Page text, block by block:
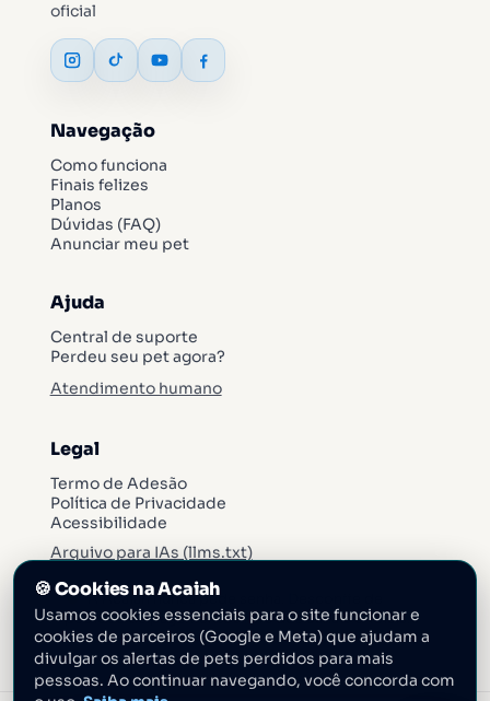
oficial
Navegação
Como funciona
Finais felizes
Planos
Dúvidas (FAQ)
Anunciar meu pet
Ajuda
Central de suporte
Perdeu seu pet agora?
Atendimento humano
Legal
Termo de Adesão
Política de Privacidade
Acessibilidade
Arquivo para IAs (llms.txt)
A Acaiah nunca pede senha. Desconfie de
pedidos de pagamentos fora dos canais oficiais.
🍪Cookies na Acaiah
Usamos cookies essenciais para o site funcionar e
cookies de parceiros (Google e Meta) que ajudam a
divulgar os alertas de pets perdidos para mais
pessoas. Ao continuar navegando, você concorda com